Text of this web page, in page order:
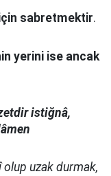
sabretmektir.
yerini ise ancak
istiğnâ,
uzak durmak,